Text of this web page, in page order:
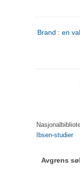
Brand : en
Ibsen-studier
Avgrens